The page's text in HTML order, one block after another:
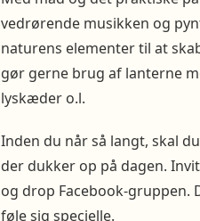
vedrørende musikken og
naturens elementer til at
gør gerne brug af lanterne
lyskæder o.l.
Inden du når så langt, skal
der dukker op på dagen.
og drop Facebook-
føle sig specielle.